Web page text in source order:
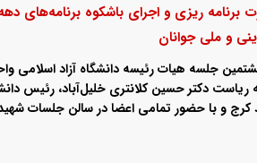
برنامه ریزی و اجرای باشکوه برنامه‌های
و ملی جوانان
۱۴۰۴ به ریاست دکتر حسین کلانتری خلیل‌آباد، رئیس
کرج و با حضور تمامی اعضا در سالن جلسات